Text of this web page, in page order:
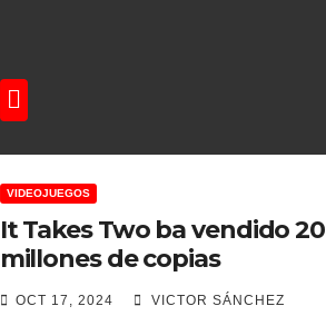
VIDEOJUEGOS
It Takes Two ba vendido 20
millones de copias
OCT 17, 2024 VICTOR SÁNCHEZ